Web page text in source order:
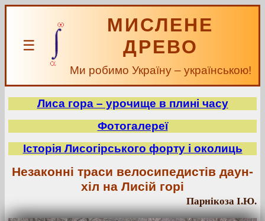
☰
МИСЛЕНЕ
ДРЕВО
Ми робимо Україну – українською!
Лиса гора – урочище в плині часу
Фотогалереї
Історія Лисогірського форту і околиць
Незаконні траси велосипедистів даун-
хіл на Лисій горі
Парнікоза І.Ю.